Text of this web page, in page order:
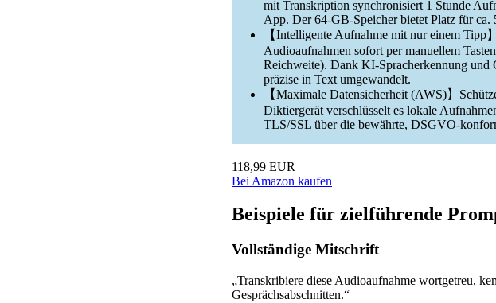
mit Transkription synchronisiert 1 Stunde
App. Der 64-GB-Speicher bietet Platz für ca.
【Intelligente Aufnahme mit nur einem Tipp
Audioaufnahmen sofort per manuellem
Reichweite). Dank KI-Spracherkennung und
präzise in Text umgewandelt.
【Maximale Datensicherheit (AWS)】
Diktiergerät verschlüsselt es lokale
TLS/SSL über die bewährte, DSGVO-
118,99 EUR
Bei Amazon kaufen
Beispiele für zielführende
Vollständige Mitschrift
„Transkribiere diese Audioaufnahme wortgetreu,
Gesprächsabschnitten.“